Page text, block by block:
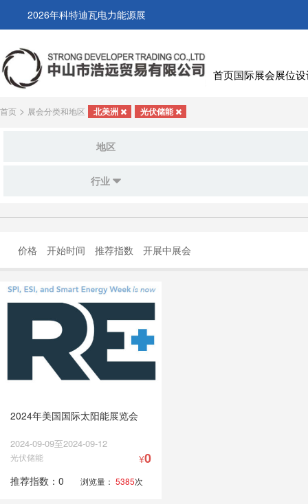
2026年科特迪瓦电力能源展
首页国际展会展位
首页 > 展会分类和地区 北美洲 光伏储能
地区
行业
价格 开始时间 推荐指数 开展中展会
2024年美国国际太阳能展览会
2024-09-09至2024-09-12
光伏储能 ¥0
推荐指数：0 浏览量： 5385次